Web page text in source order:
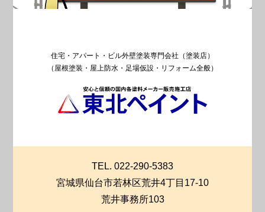
住宅・アパート・ビル外壁塗装専門会社（塗装店）
（屋根塗装・屋上防水・足場仮設・リフォーム全般）
TEL. 022-290-5383
宮城県仙台市若林区荒井4丁目17-10
荒井事務所103